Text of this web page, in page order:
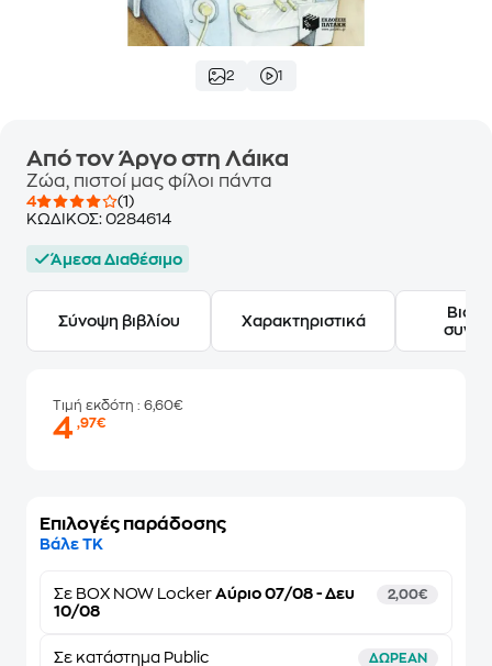
2 1
Από τον Άργο στη Λάικα
Ζώα, πιστοί μας φίλοι πάντα
4
(1)
ΚΩΔΙΚΟΣ: 0284614
Άμεσα Διαθέσιμο
Σύνοψη βιβλίου Χαρακτηριστικά
Τιμή εκδότη : 6,60€
4,97€
Επιλογές παράδοσης
Βάλε ΤΚ
Σε BOX NOW Locker Αύριο 07/08 - Δευ
10/08
2,00€
Σε κατάστημα Public ΔΩΡΕΑΝ